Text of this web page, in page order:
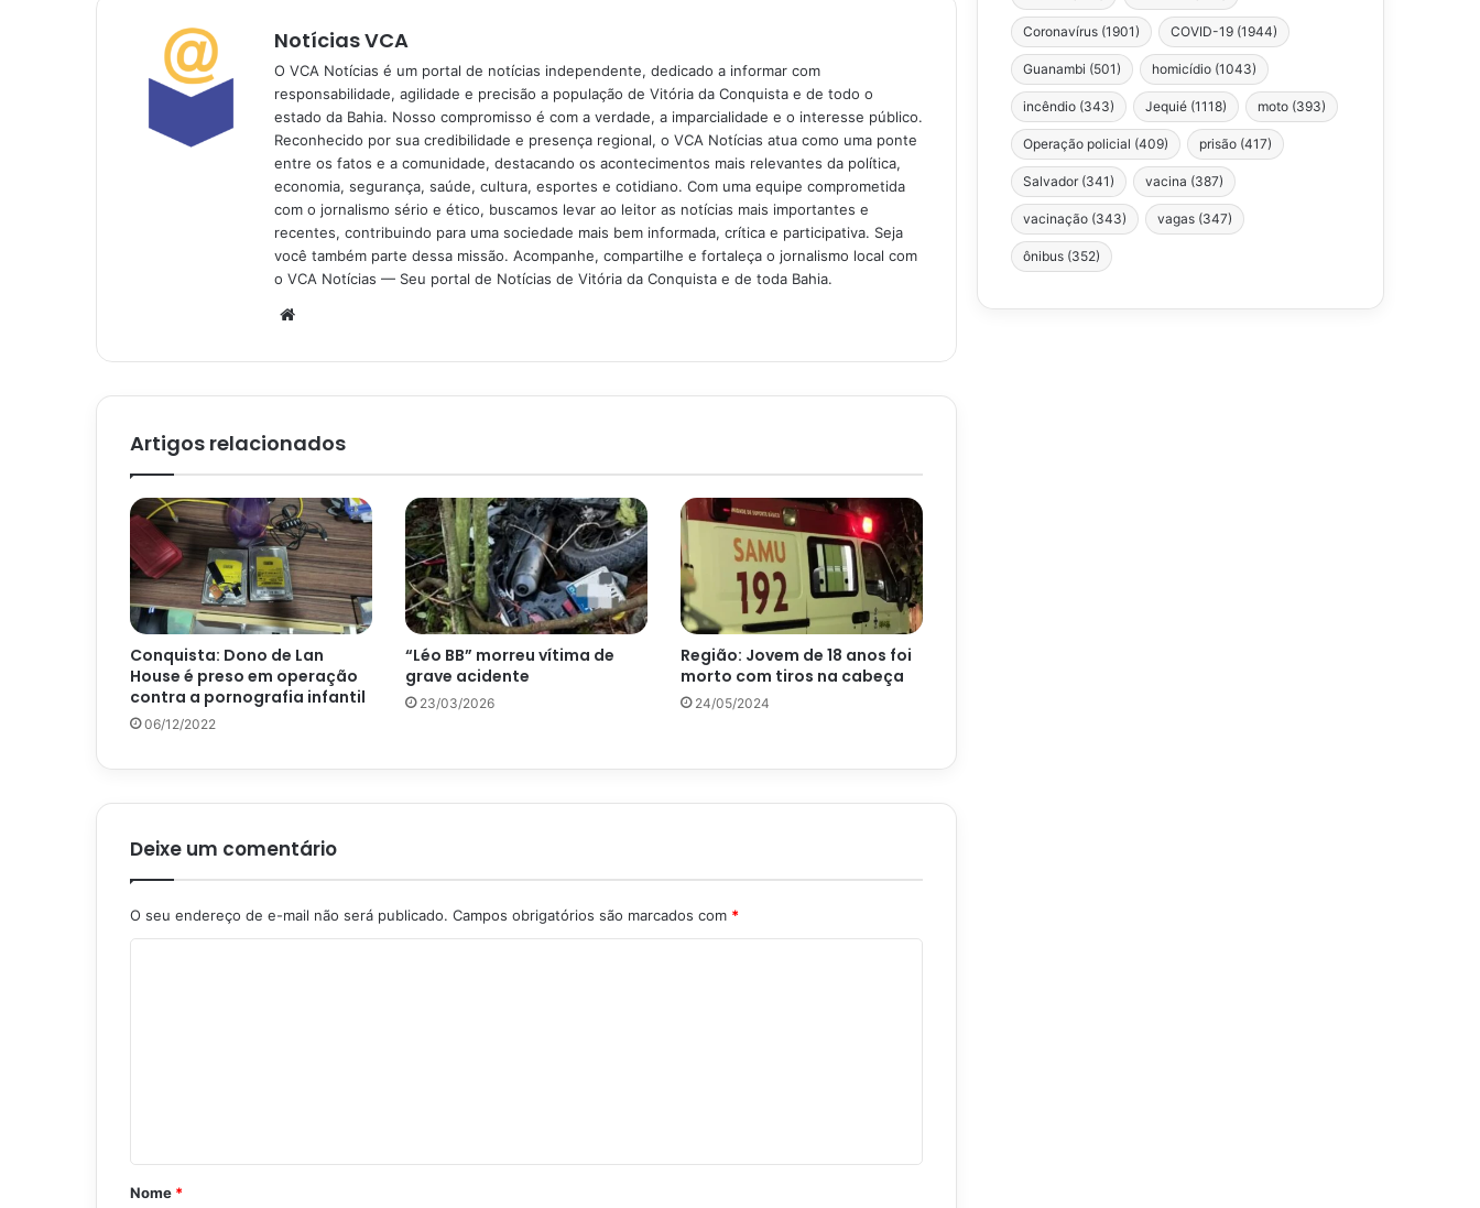
Notícias VCA
O VCA Notícias é um portal de notícias independente, dedicado a informar com
responsabilidade, agilidade e precisão a população de Vitória da Conquista e de todo o
estado da Bahia. Nosso compromisso é com a verdade, a imparcialidade e o interesse público.
Reconhecido por sua credibilidade e presença regional, o VCA Notícias atua como uma ponte
entre os fatos e a comunidade, destacando os acontecimentos mais relevantes da política,
economia, segurança, saúde, cultura, esportes e cotidiano. Com uma equipe comprometida
com o jornalismo sério e ético, buscamos levar ao leitor as notícias mais importantes e
recentes, contribuindo para uma sociedade mais bem informada, crítica e participativa. Seja
você também parte dessa missão. Acompanhe, compartilhe e fortaleça o jornalismo local com
o VCA Notícias — Seu portal de Notícias de Vitória da Conquista e de toda Bahia.
Artigos relacionados
Conquista: Dono de Lan
House é preso em operação
contra a pornografia infantil
06/12/2022
“Léo BB” morreu vítima de
grave acidente
23/03/2026
Região: Jovem de 18 anos foi
morto com tiros na cabeça
24/05/2024
Deixe um comentário
O seu endereço de e-mail não será publicado. Campos obrigatórios são marcados com *
rNome *
Coronavírus (1901) COVID-19 (1944)
Guanambi (501) homicídio (1043)
incêndio (343) Jequié (1118) moto (393)
Operação policial (409) prisão (417)
Salvador (341) vacina (387)
vacinação (343) vagas (347)
ônibus (352)